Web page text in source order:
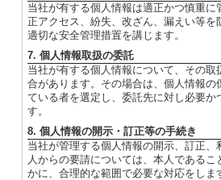
当社が有する個人情報は適正かつ慎重に
正アクセス、紛失、改ざん、漏えい等を
適切な安全管理措置を講じます。
7. 個人情報取扱の委託
当社が有する個人情報について、その取
合があります。その場合は、個人情報の
ている者を選定し、委託先に対し必要か
す。
8. 個人情報の開示・訂正等の手続き
当社が管理する個人情報の開示、訂正、
人からの要請については、本人である
かに、合理的な範囲で必要な対応をしま